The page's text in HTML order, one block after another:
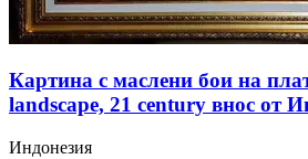
Картина с маслени бои на
landscape, 21 century внос от
Индонезия